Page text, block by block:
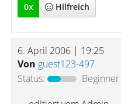
0x Hilfreich
6. April 2006 | 19:25
Von guest123-497
Status:
Beginner